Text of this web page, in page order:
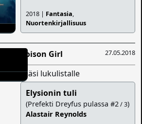
2018 | Fantasia,
Nuortenkirjallisuus
27.05.2018
Poison Girl
lisäsi lukulistalle
Elysionin tuli
(Prefekti Dreyfus pulassa #2/ 3)
Alastair Reynolds